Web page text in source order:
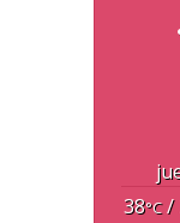
38°C/